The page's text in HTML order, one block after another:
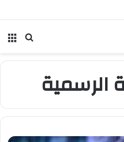
عقود زيزو والشناوي
بحث
الرسمية